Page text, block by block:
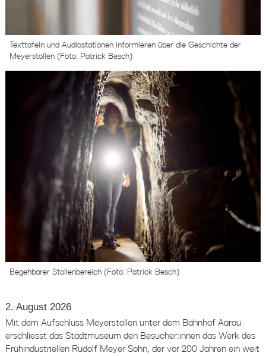
Texttafeln und Audiostationen informieren über die Geschichte der
Meyerstollen (Foto: Patrick Besch)
Begehbarer Stollenbereich (Foto: Patrick Besch)
2. August 2026
Mit dem Aufschluss Meyerstollen unter dem Bahnhof Aarau
erschliesst das Stadtmuseum den Besucher:innen das Werk des
Frühindustriellen Rudolf Meyer Sohn, der vor 200 Jahren ein weit